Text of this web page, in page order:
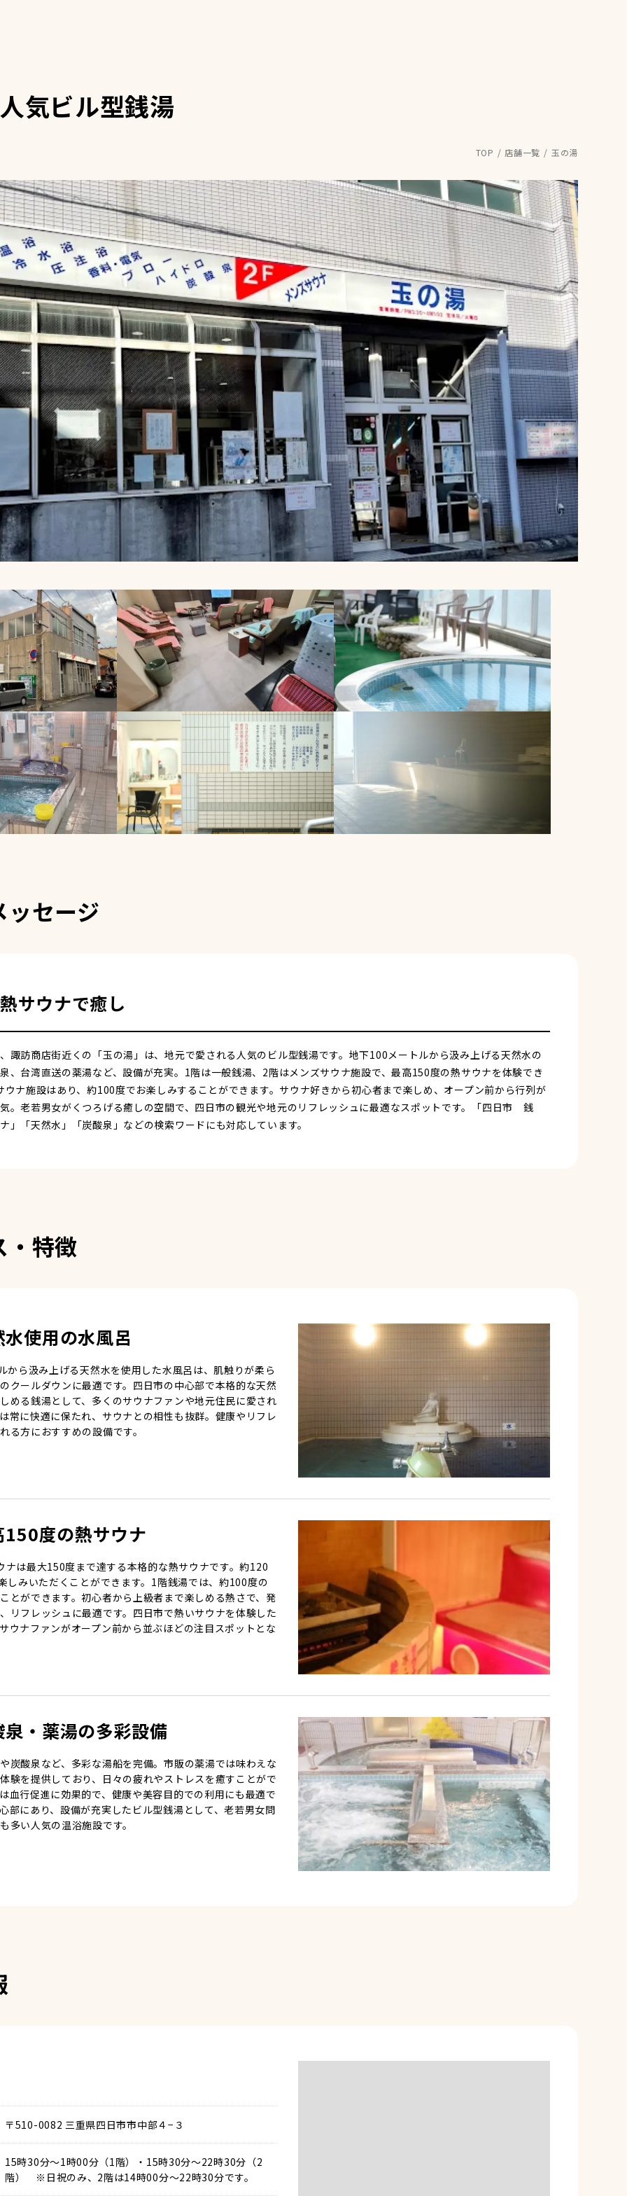
気ビル型銭湯
TOP 店舗一覧 玉の湯
ッセージ
サウナで癒し
諏訪商店街近くの「玉の湯」は、地元で愛される人気のビル型銭湯です。地下100メートルから汲み上げる天然水の
、台湾直送の薬湯など、設備が充実。1階は一般銭湯、2階はメンズサウナ施設で、最高150度の熱サウナを体験でき
ウナ施設はあり、約100度でお楽しみすることができます。サウナ好きから初心者まで楽しめ、オープン前から行列が
。老若男女がくつろげる癒しの空間で、四日市の観光や地元のリフレッシュに最適なスポットです。「四日市 銭
」「天然水」「炭酸泉」などの検索ワードにも対応しています。
・特徴
水使用の水風呂
から汲み上げる天然水を使用した水風呂は、肌触りが柔ら
クールダウンに最適です。四日市の中心部で本格的な天然
める銭湯として、多くのサウナファンや地元住民に愛され
常に快適に保たれ、サウナとの相性も抜群。健康やリフレ
る方におすすめの設備です。
150度の熱サウナ
ナは最大150度まで達する本格的な熱サウナです。約120
しみいただくことができます。1階銭湯では、約100度の
とができます。初心者から上級者まで楽しめる熱さで、発
リフレッシュに最適です。四日市で熱いサウナを体験した
ウナファンがオープン前から並ぶほどの注目スポットとな
泉・薬湯の多彩設備
炭酸泉など、多彩な湯船を完備。市販の薬湯では味わえな
験を提供しており、日々の疲れやストレスを癒すことがで
血行促進に効果的で、健康や美容目的での利用にも最適で
部にあり、設備が充実したビル型銭湯として、老若男女問
多い人気の温浴施設です。
〒510-0082 三重県四日市市中部４−３
15時30分～1時00分（1階）・15時30分～22時30分（2
階） ※日祝のみ、2階は14時00分～22時30分です。